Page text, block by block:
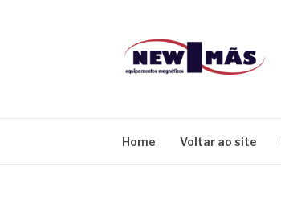
Home Voltar ao site